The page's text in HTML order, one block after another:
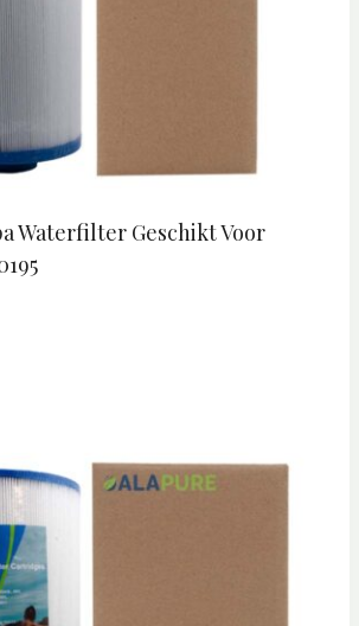
Waterfilter Geschikt Voor